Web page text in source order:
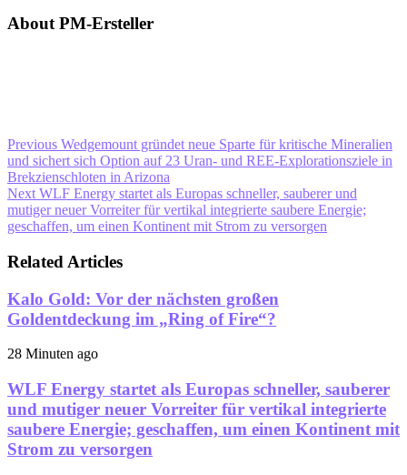
About PM-Ersteller
Previous Wedgemount gründet neue Sparte für kritische Mineralien
und sichert sich Option auf 23 Uran- und REE-Explorationsziele in
Brekzienschloten in Arizona
Next WLF Energy startet als Europas schneller, sauberer und
mutiger neuer Vorreiter für vertikal integrierte saubere Energie;
geschaffen, um einen Kontinent mit Strom zu versorgen
Related Articles
Kalo Gold: Vor der nächsten großen
Goldentdeckung im „Ring of Fire“?
28 Minuten ago
WLF Energy startet als Europas schneller, sauberer
und mutiger neuer Vorreiter für vertikal integrierte
saubere Energie; geschaffen, um einen Kontinent mit
Strom zu versorgen